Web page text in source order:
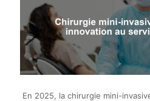
En 2025, la chirurgie mini-